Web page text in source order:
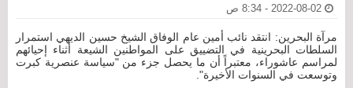
مرآة البحرين: انتقد نائب أمين عام الوفاق الشيخ حسين الديهي استمرار
السلطات البحرينية في التضييق على المواطنين الشيعة أثناء إحيائهم
لمراسم عاشوراء، معتبراً أن ما يحصل جزء من "سياسة عنصرية كبرت
وتوسعت في السنوات الأخيرة".